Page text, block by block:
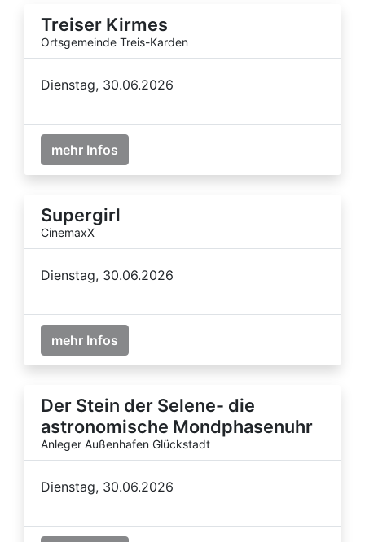
Treiser Kirmes
Ortsgemeinde Treis-Karden
Dienstag, 30.06.2026
mehr Infos
Supergirl
CinemaxX
Dienstag, 30.06.2026
mehr Infos
Der Stein der Selene- die
astronomische Mondphasenuhr
Anleger Außenhafen Glückstadt
Dienstag, 30.06.2026